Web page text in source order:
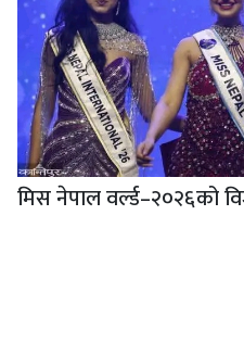
मिस नेपाल वर्ल्ड–२०२६को